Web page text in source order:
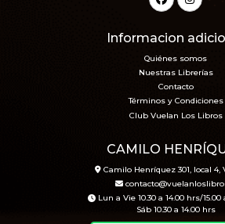
Informacion
Quiénes somos
Nuestras Librerías
Contacto
Términos y Condiciones
Club Vuelan Los Libros
CAMILO
Camilo Henríquez 301, local 4,
Lun a Vie 10.30 a 14.00 hrs/15.00
Sáb 10.30 a 14.00 hrs